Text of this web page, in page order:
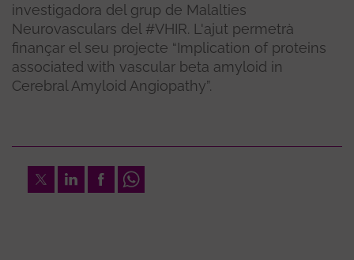
investigadora del grup de Malalties
Neurovasculars del #VHIR. L'ajut permetrà
finançar el seu projecte “Implication of proteins
associated with vascular beta amyloid in
Cerebral Amyloid Angiopathy”.
TwitterLinkedInFacebookWhatsapp